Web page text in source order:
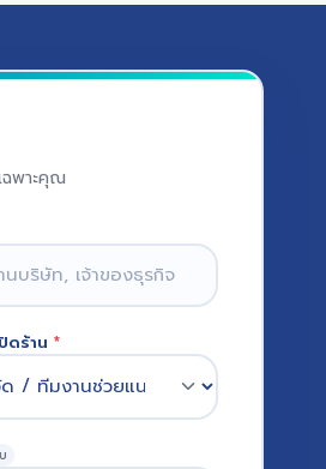
ฉพาะคุณ
ดร้าน *